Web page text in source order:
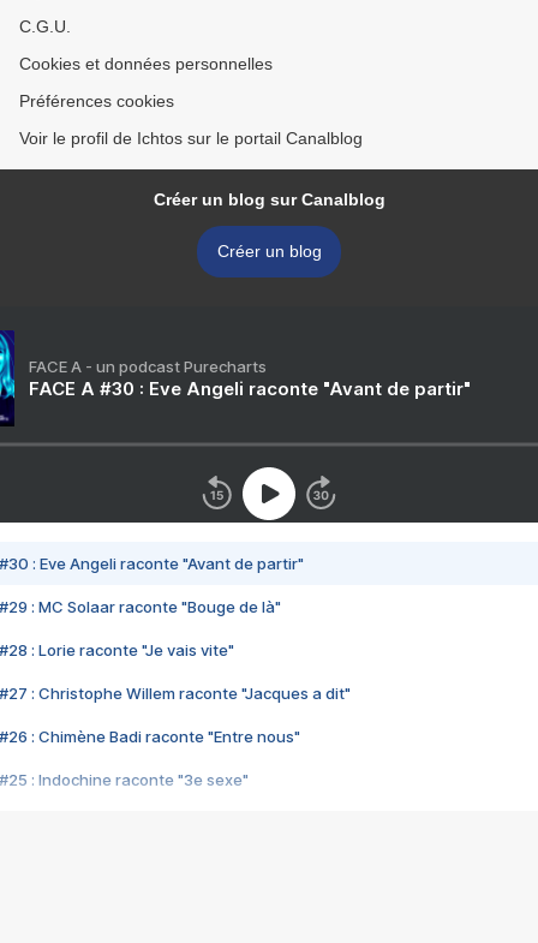
C.G.U.
Cookies et données personnelles
Préférences cookies
Voir le profil de Ichtos sur le portail Canalblog
Créer un blog sur Canalblog
Créer un blog
FACE A - un podcast Purecharts
FACE A #30 : Eve Angeli raconte "Avant de partir"
#30 : Eve Angeli raconte "Avant de partir"
#29 : MC Solaar raconte "Bouge de là"
#28 : Lorie raconte "Je vais vite"
#27 : Christophe Willem raconte "Jacques a dit"
#26 : Chimène Badi raconte "Entre nous"
#25 : Indochine raconte "3e sexe"